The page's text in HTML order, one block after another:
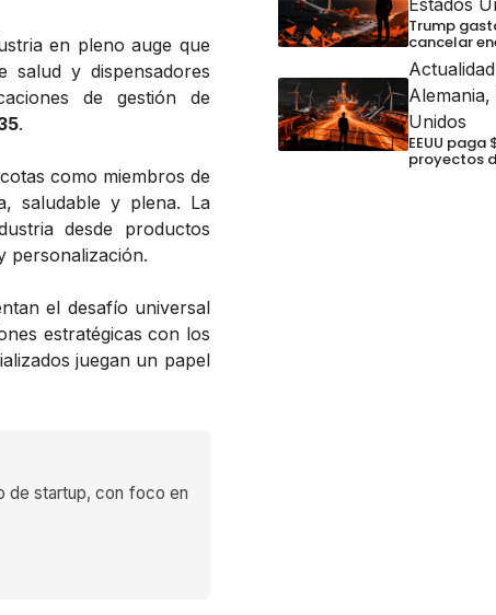
en pleno auge que
salud y dispensadores
de gestión de
.
como miembros de
saludable y plena. La
desde productos
personalización.
el desafío universal
estratégicas con los
juegan un papel
de startup, con foco en
Estados
Trump
cancelar
Alemania,
Unidos
EEUU paga
proyectos